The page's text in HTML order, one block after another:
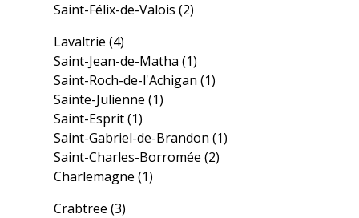
Saint-Félix-de-Valois(2)
Lavaltrie(4)
Saint-Jean-de-Matha(1)
Saint-Roch-de-l'Achigan(1)
Sainte-Julienne(1)
Saint-Esprit(1)
Saint-Gabriel-de-Brandon(1)
Saint-Charles-Borromée(2)
Charlemagne(1)
Crabtree(3)